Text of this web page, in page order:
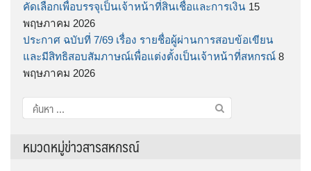
คัดเลือกเพื่อบรรจุเป็นเจ้าหน้าที่สินเชื่อและการเงิน 15
พฤษภาคม 2026
ประกาศ ฉบับที่ 7/69 เรื่อง รายชื่อผู้ผ่านการสอบข้อเขียน
และมีสิทธิสอบสัมภาษณ์เพื่อแต่งตั้งเป็นเจ้าหน้าที่สหกรณ์ 8
พฤษภาคม 2026
ค้นหา
สำหรับ:
หมวดหมู่ข่าวสารสหกรณ์